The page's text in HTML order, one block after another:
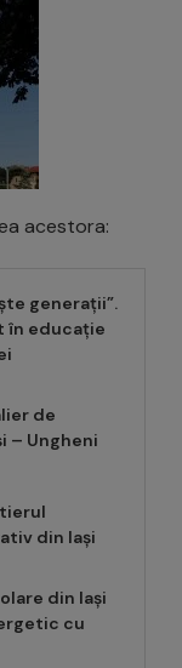
acestora:
generații”.
în educație
de
– Ungheni
din Iași
din Iași
cu